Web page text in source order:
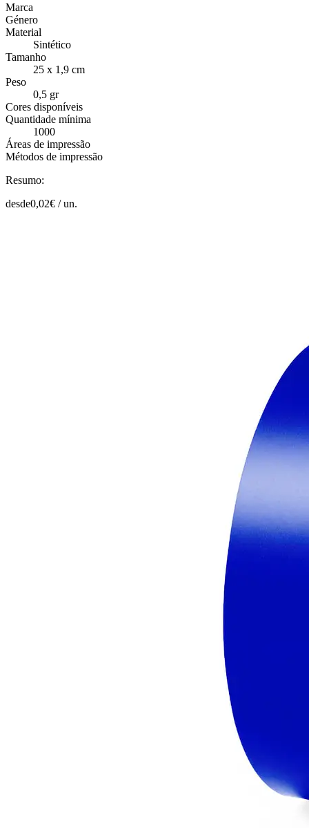
Marca
Género
Material
Sintético
Tamanho
25 x 1,9 cm
Peso
0,5 gr
Cores disponíveis
Quantidade mínima
1000
Áreas de impressão
Métodos de impressão
Resumo:
desde0,02€ /un.